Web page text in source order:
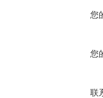
您
您
联